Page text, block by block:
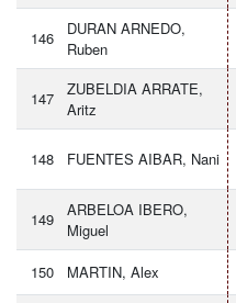
146
DURAN ARNEDO,
Ruben
147
ZUBELDIA ARRATE,
Aritz
148 FUENTES AIBAR, Nani
149
ARBELOA IBERO,
Miguel
150 MARTIN, Alex